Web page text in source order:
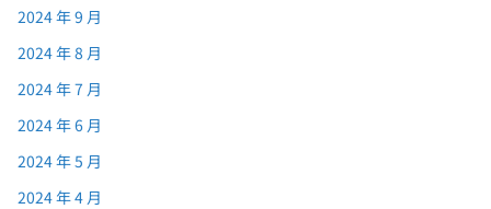
2024 年 9 月
2024 年 8 月
2024 年 7 月
2024 年 6 月
2024 年 5 月
2024 年 4 月